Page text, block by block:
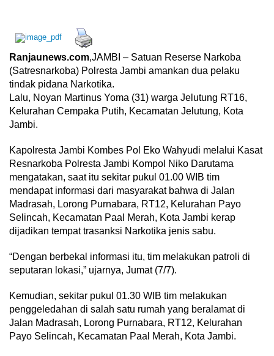
Ranjaunews.com,JAMBI – Satuan Reserse Narkoba
(Satresnarkoba) Polresta Jambi amankan dua pelaku
tindak pidana Narkotika.
Lalu, Noyan Martinus Yoma (31) warga Jelutung RT16,
Kelurahan Cempaka Putih, Kecamatan Jelutung, Kota
Jambi.
Kapolresta Jambi Kombes Pol Eko Wahyudi melalui Kasat
Resnarkoba Polresta Jambi Kompol Niko Darutama
mengatakan, saat itu sekitar pukul 01.00 WIB tim
mendapat informasi dari masyarakat bahwa di Jalan
Madrasah, Lorong Purnabara, RT12, Kelurahan Payo
Selincah, Kecamatan Paal Merah, Kota Jambi kerap
dijadikan tempat trasanksi Narkotika jenis sabu.
“Dengan berbekal informasi itu, tim melakukan patroli di
seputaran lokasi,” ujarnya, Jumat (7/7).
Kemudian, sekitar pukul 01.30 WIB tim melakukan
penggeledahan di salah satu rumah yang beralamat di
Jalan Madrasah, Lorong Purnabara, RT12, Kelurahan
Payo Selincah, Kecamatan Paal Merah, Kota Jambi.